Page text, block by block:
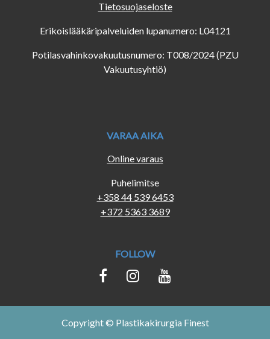
Tietosuojaseloste
Erikoislääkäripalveluiden lupanumero: L04121
Potilasvahinkovakuutusnumero: T008/2024 (PZU
Vakuutusyhtiö)
VARAA AIKA
Online varaus
Puhelimitse
+358 44 539 6453
+372 5363 3689
FOLLOW
Copyright © Plastikakirurgia Finest